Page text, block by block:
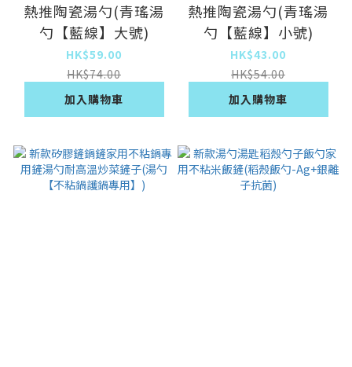
熱推陶瓷湯勺(青瑤湯
勺【藍線】大號)
HK$59.00
HK$74.00
加入購物車
熱推陶瓷湯勺(青瑤湯
勺【藍線】小號)
HK$43.00
HK$54.00
加入購物車